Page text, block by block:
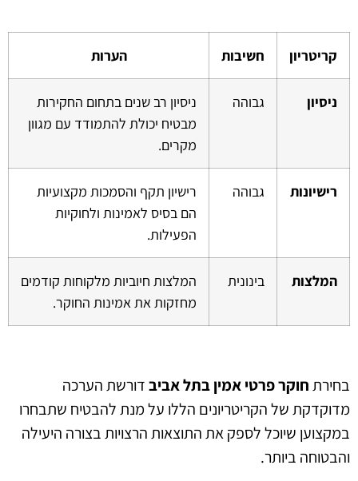
קריטריון חשיבות הערות
ניסיון גבוהה
ניסיון רב שנים בתחום החקירות
מבטיח יכולת להתמודד עם מגוון
מקרים.
רישיונות גבוהה
רישיון תקף והסמכות מקצועיות
הם בסיס לאמינות ולחוקיות
הפעילות.
המלצות בינונית
המלצות חיוביות מלקוחות קודמים
מחזקות את אמינות החוקר.
בחירתחוקר פרטי אמין בתל אביבדורשת הערכה
מדוקדקת של הקריטריונים הללו על מנת להבטיח שתבחרו
במקצוען שיוכל לספק את התוצאות הרצויות בצורה היעילה
והבטוחה ביותר.